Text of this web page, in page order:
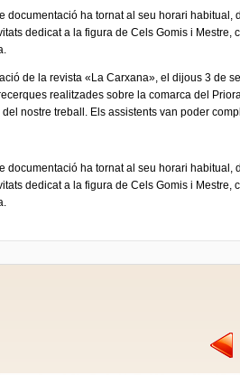
documentació ha tornat al seu horari
dedicat a la figura de Cels Gomis i Mestre,
de la revista «La Carxana», el dijous 3 de
realitzades sobre la comarca del
nostre treball. Els assistents van poder
documentació ha tornat al seu horari
dedicat a la figura de Cels Gomis i Mestre,